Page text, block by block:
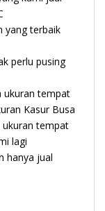
yang terbaik
perlu pusing
ukuran tempat
Kasur Busa
ukuran tempat
lagi
hanya jual